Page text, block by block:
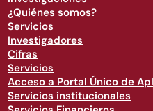
¿Quiénes somos?
Servicios
Investigadores
Cifras
Servicios
Acceso a Portal Único de
Servicios institucionales